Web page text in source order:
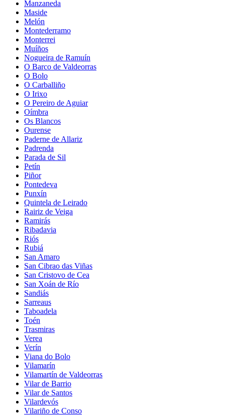
Manzaneda
Maside
Melón
Montederramo
Monterrei
Muíños
Nogueira de Ramuín
O Barco de Valdeorras
O Bolo
O Carballiño
O Irixo
O Pereiro de Aguiar
Oímbra
Os Blancos
Ourense
Paderne de Allariz
Padrenda
Parada de Sil
Petín
Piñor
Pontedeva
Punxín
Quintela de Leirado
Rairiz de Veiga
Ramirás
Ribadavia
Riós
Rubiá
San Amaro
San Cibrao das Viñas
San Cristovo de Cea
San Xoán de Río
Sandiás
Sarreaus
Taboadela
Toén
Trasmiras
Verea
Verín
Viana do Bolo
Vilamarín
Vilamartín de Valdeorras
Vilar de Barrio
Vilar de Santos
Vilardevós
Vilariño de Conso